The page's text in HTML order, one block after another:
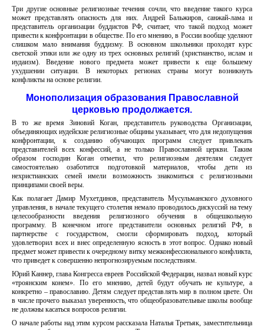
Три другие основные религиозные течения сочли, что введение такого курса
может представлять опасность для них. Андрей Бальжиров, санжай-лама и
представитель организации буддистов РФ, считает, что такой подход может
привести к конфронтации в обществе. По его мнению, в России вообще уделяют
слишком мало внимания буддизму. В основном школьники проходят курс
светской этики или же одну из трех основных религий (христианство, ислам и
иудаизм). Введение нового предмета может привести к еще большему
ухудшении ситуации. В некоторых регионах страны могут возникнуть
конфликты на основе религии.
Монополизация образования Православной
церковью продолжается.
В то же время Зиновий Коган, представитель руководства Организации,
объединяющих иудейские религиозные общины указывает, что для недопущения
конфронтации, к созданию обучающих программ следует привлекать
представителей всех конфессий, а не только Православной церкви. Таким
образом господин Коган отметил, что религиозным деятелям следует
самостоятельно озаботится подготовкой материалов, чтобы дети из
нехристианских семей имели возможность знакомиться с религиозными
принципами своей веры.
Как полагает Дамир Мухетдинов, представитель Мусульманского духовного
управления, в начале текущего столетия немало проводилось дискуссий на тему
целесообразности введения религиозного обучения в общешкольную
программу. В конечном итоге представители основных религий РФ, в
партнерстве с государством, смогли сформировать подход, который
удовлетворил всех и внес определенную ясность в этот вопрос. Однако новый
предмет может привести к очередному витку межконфессионального конфликта,
что приведет к совершенно непрогнозируемым последствиям.
Юрий Каннер, глава Конгресса евреев Российской Федерации, назвал новый курс
«троянским конем». По его мнению, детей будут обучать не культуре, а
конкретно – православию. Детям следует представлять мир в полном цвете. Он
в числе прочего выказал уверенность, что общеобразовательные школы вообще
не должны касаться вопросов религии.
О начале работы над этим курсом рассказала Наталья Третьяк, заместительница